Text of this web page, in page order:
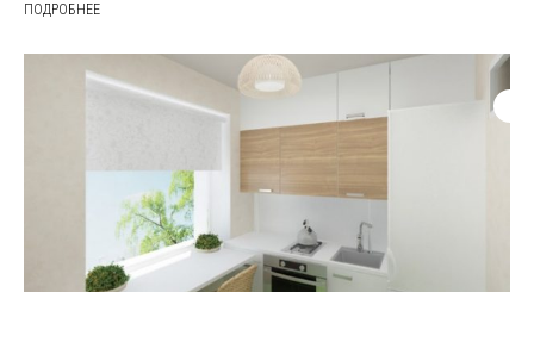
ПОДРОБНЕЕ